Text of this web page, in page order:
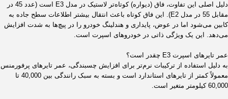
دلیل اصلی این تفاوت، فاق (دیواره) کوتاه‌تر لاستیک در مدل E3 است (عدد 45 در
مقابل 55 در مدل E2). این فاق کوتاه باعث انتقال بیشتر اطلاعات سطح جاده به
کابین می‌شود اما در عوض، پایداری و هندلینگ خودرو را در پیچ‌ها به شدت افزایش
می‌دهد. این یک ویژگی ذاتی در خودروهای اسپرت است.
عمر تایرهای اسپرت E3 چقدر است؟
به دلیل استفاده از ترکیبات نرم‌تر برای افزایش چسبندگی، عمر تایرهای پرفورمنس
معمولاً کمتر از تایرهای استاندارد است و بسته به سبک رانندگی بین 40,000 تا
60,000 کیلومتر متغیر است.